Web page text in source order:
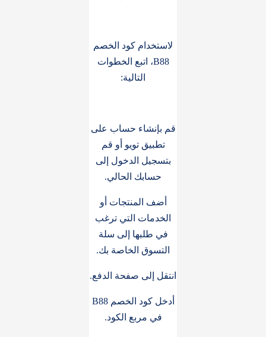
لاستخدام كود الخصم
B88، اتبع الخطوات
التالية:
قم بإنشاء حساب على
تطبيق تويو أو قم
بتسجيل الدخول إلى
حسابك الحالي.
أضف المنتجات أو
الخدمات التي ترغب
في طلبها إلى سلة
التسوق الخاصة بك.
انتقل إلى صفحة الدفع.
أدخل كود الخصم B88
في مربع الكود.